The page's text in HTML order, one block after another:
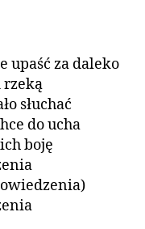
upaść za daleko
rzeką
słuchać
do ucha
boję